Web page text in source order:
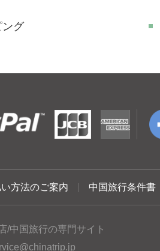
ング
方法のご案内 中国旅行条件書
/中国旅行の専門サイト